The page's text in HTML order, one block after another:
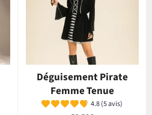
Déguisement Pirate
Femme Tenue
4.8 (5 avis)